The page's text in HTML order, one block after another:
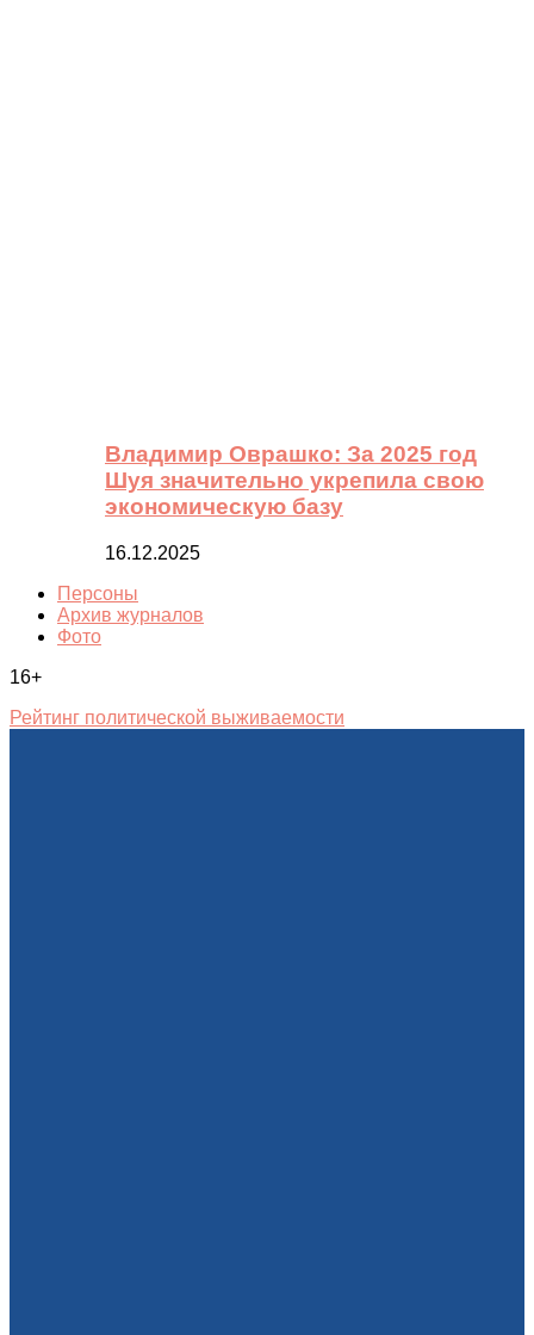
Владимир Оврашко: За 2025 год
Шуя значительно укрепила свою
экономическую базу
16.12.2025
Персоны
Архив журналов
Фото
16+
Рейтинг политической выживаемости